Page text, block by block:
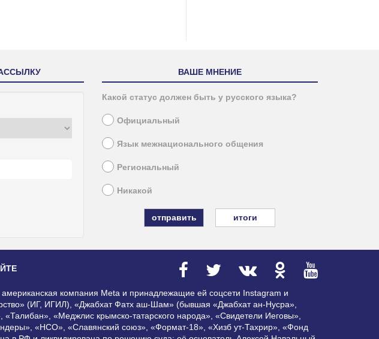
ВАШЕ МНЕНИЕ
Какой статус должен быть у русского языка?
Официальный
Язык межнационального общения
Региональный
Никакой
итоги
компания Meta и принадлежащие ей соцсети Instagram и
(ИГ, ИГИЛ), «Джабхат Фатх аш-Шам» (бывшая «Джабхат ан-Нусра»,
«Меджлис крымско-татарского народа», «Свидетели Иеговы»,
«НСО», «Славянский союз», «Формат-18», «Хизб ут-Тахрир», «Фонд